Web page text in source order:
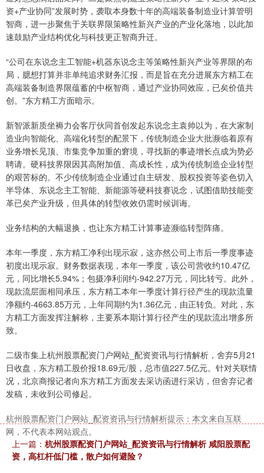
资+产业协同”发展时势，袭取本身数十年的高端装备制造业计算管明
智商，进一步聚焦于关联界限策略性新兴产业的产业化落地，以此加
速鼓励产业结构优化与科技更正智商升迁。
“公司在东说念主工智能+机器东说念主等策略性新兴产业等界限的布
局，臆想打算并非单纯追求财务汇报，而是旨在充分进展东方精工在
高端装备制造界限蕴蓄的中枢智商，通过产业协同效应，已矣价值共
创。”东方精工方面暗示。
新智派新质坐褥力会客厅伙同首创发起东说念主袁帅以为，在大家制
造业向智能化、高端化转型的配景下，传统制造企业大批濒临着原有
业务增长见顶、市集竞争加重的窘境，寻找新的事迹增长点成为势必
聘请。硬科技界限因其高附加值、高成长性，成为传统制造企业转型
的艰苦标的。不少传统制造企业通过自主研发、股权投资等姿色切入
半导体、东说念主工智能、新能源等硬科技赛说念，试图借助技能变
革已矣产业升级，但具体的转型收效仍需时候训诲。
业务结构的大幅退换，也让东方精工计算事迹濒临转型阵痛。
本年一季度，东方精工净利出现示寂，这亦然公司上市后一季度事迹
初度出现示寂。财务数据表现，本年一季度，该公司营收约10.47亿
元，同比增长5.94%；包摄净利润约-942.27万元，同比转亏。此外，
现款流层面相同承压，东方精工本年一季度计算行径产生的现款流量
净额约-4663.85万元，上年同期约为1.36亿元，由正转负。对此，东
方精工方面发挥注解称，主要系本期计算行径产生的现款流出增多所
致。
二级市集上杭州股票配资门户网站_配资资讯与行情解析，舍弃5月21
日收盘，东方精工股价报18.69元/股，总市值227.5亿元。针对关联情
况，北京商报记者向东方精工方面发去采访函进行采访，但舍弃记者
发稿，未收到公司修起。
杭州股票配资门户网站_配资资讯与行情解析提示：本文来自互联
网，不代表本网站观点。
上一篇： 杭州股票配资门户网站_配资资讯与行情解析 咸阳股票配
资，高杠杆低门槛，散户如何避险？